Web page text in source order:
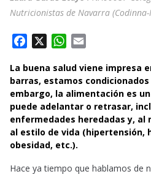
Nutricionistas de Navarra (Codinna-
c
e
b
o
o
k
W
a
t
s
A
p
p
a
i
l
La buena salud viene impresa
barras, estamos
embargo, la alimentación es
puede adelantar o retrasar,
enfermedades heredadas y, al
al estilo de vida (hipertensión,
obesidad, etc.).
Hace ya tiempo que hablamos de